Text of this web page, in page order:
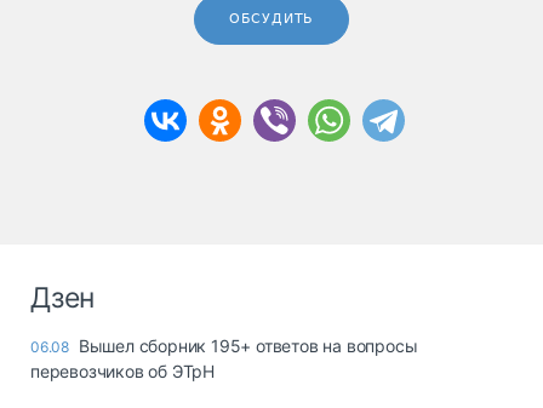
ОБСУДИТЬ
Дзен
06.08 Вышел сборник 195+ ответов на вопросы
перевозчиков об ЭТрН